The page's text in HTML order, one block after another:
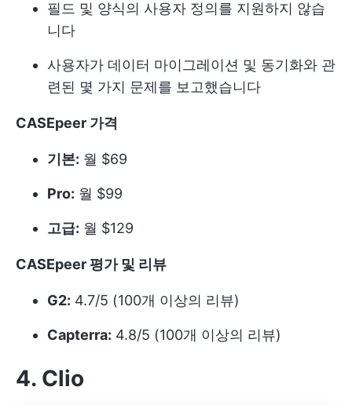
필드 및 양식의 사용자 정의를 지원하지 않습
니다
사용자가 데이터 마이그레이션 및 동기화와 관
련된 몇 가지 문제를 보고했습니다
CASEpeer 가격
기본: 월 $69
Pro: 월 $99
고급: 월 $129
CASEpeer 평가 및 리뷰
G2: 4.7/5 (100개 이상의 리뷰)
Capterra: 4.8/5 (100개 이상의 리뷰)
4. Clio